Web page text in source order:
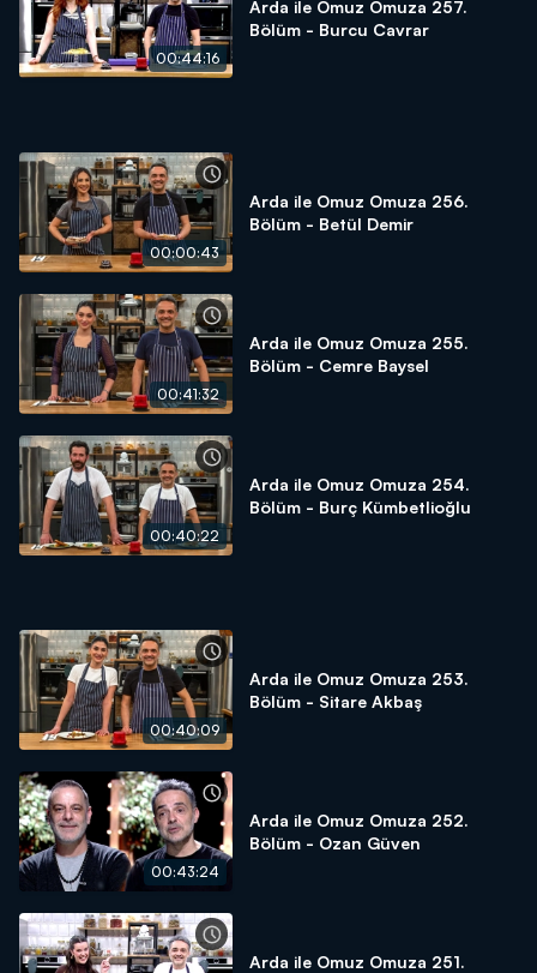
00:44:16
Arda ile Omuz Omuza 257.
Bölüm - Burcu Cavrar
00:00:43
Arda ile Omuz Omuza 256.
Bölüm - Betül Demir
00:41:32
Arda ile Omuz Omuza 255.
Bölüm - Cemre Baysel
00:40:22
Arda ile Omuz Omuza 254.
Bölüm - Burç Kümbetlioğlu
00:40:09
Arda ile Omuz Omuza 253.
Bölüm - Sitare Akbaş
00:43:24
Arda ile Omuz Omuza 252.
Bölüm - Ozan Güven
Arda ile Omuz Omuza 251.